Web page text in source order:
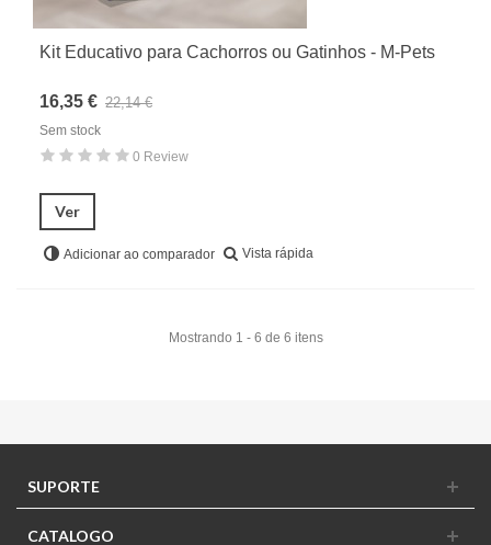
Kit Educativo para Cachorros ou Gatinhos - M-Pets
16,35 € 22,14 €
Sem stock
0 Review
Ver
Adicionar ao comparador Vista rápida
Mostrando 1 - 6 de 6 itens
SUPORTE
CATALOGO